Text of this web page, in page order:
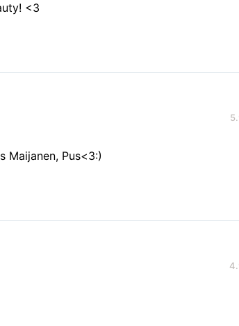
<3
Maijanen, Pus<3:)